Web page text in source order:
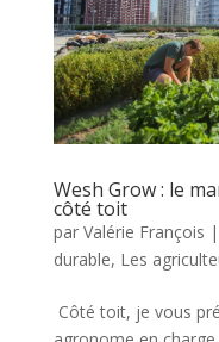
Wesh Grow : le
côté toit
par Valérie François |
durable, Les
Côté toit, je vous